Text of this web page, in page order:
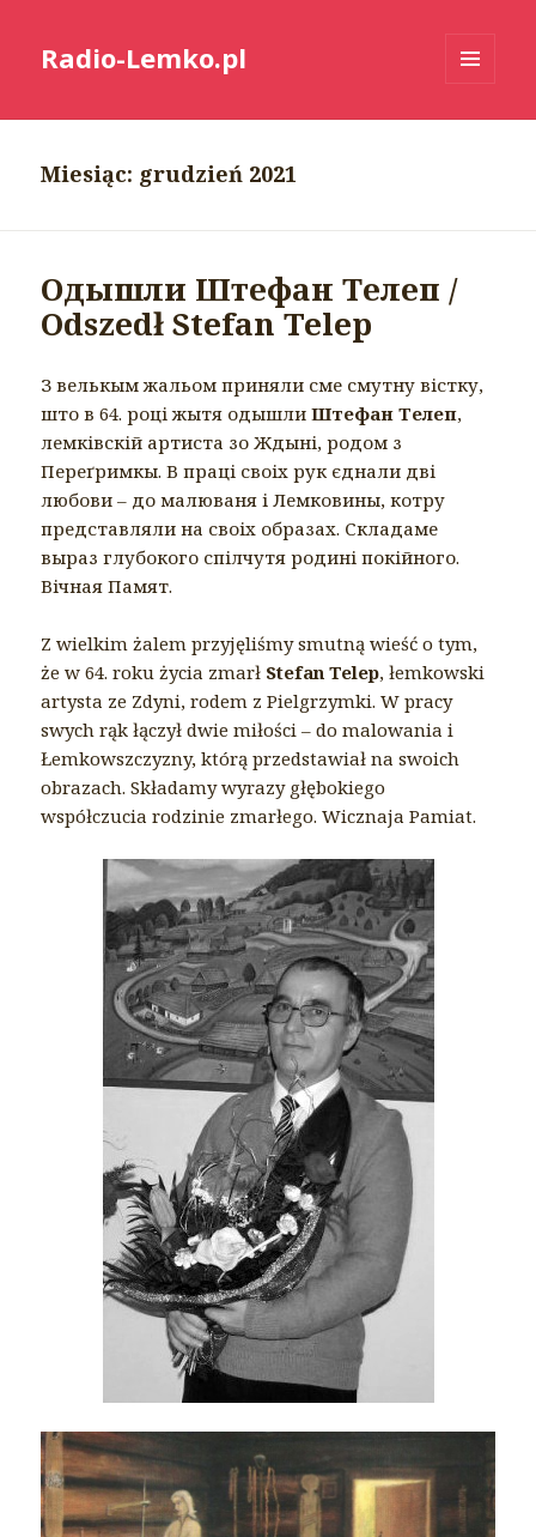
Radio-Lemko.pl
Miesiąc: grudzień 2021
Одышли Штефан Телеп /
Odszedł Stefan Telep
З велькым жальом приняли сме смутну вістку,
што в 64. році жытя одышлиШтефан Телеп,
лемківскій артиста зо Ждыні, родом з
Переґримкы. В праці своіх рук єднали дві
любови – до малюваня і Лемковины, котру
представляли на своіх образах. Складаме
выраз глубокого спілчутя родині покійного.
Вічная Памят.
Z wielkim żalem przyjęliśmy smutną wieść o tym,
że w 64. roku życia zmarł Stefan Telep, łemkowski
artysta ze Zdyni, rodem z Pielgrzymki. W pracy
swych rąk łączył dwie miłości – do malowania i
Łemkowszczyzny, którą przedstawiał na swoich
obrazach. Składamy wyrazy głębokiego
współczucia rodzinie zmarłego. Wicznaja Pamiat.